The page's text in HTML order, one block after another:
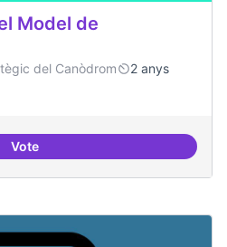
Model de
del Canòdrom
2 anys
VoteRevisió interna del Model de